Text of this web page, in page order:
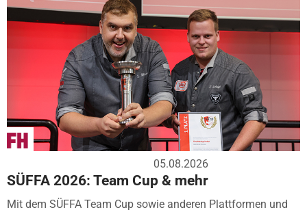
05.08.2026
SÜFFA 2026: Team Cup & mehr
Mit dem SÜFFA Team Cup sowie anderen Plattformen und